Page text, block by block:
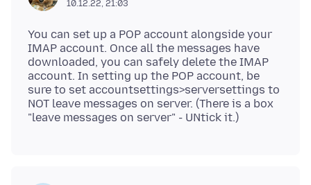
10.12.22, 21:03
You can set up a POP account alongside your
IMAP account. Once all the messages have
downloaded, you can safely delete the IMAP
account. In setting up the POP account, be
sure to set accountsettings>serversettings to
NOT leave messages on server. (There is a box